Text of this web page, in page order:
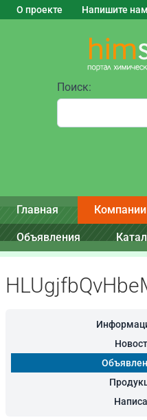
О проекте Напишите нам
Поиск:
Главная Компании
Объявления